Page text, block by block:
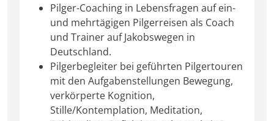
Pilger-Coaching in Lebensfragen auf ein-
und mehrtägigen Pilgerreisen als Coach
und Trainer auf Jakobswegen in
Deutschland.
Pilgerbegleiter bei geführten Pilgertouren
mit den Aufgabenstellungen Bewegung,
verkörperte Kognition,
Stille/Kontemplation, Meditation,